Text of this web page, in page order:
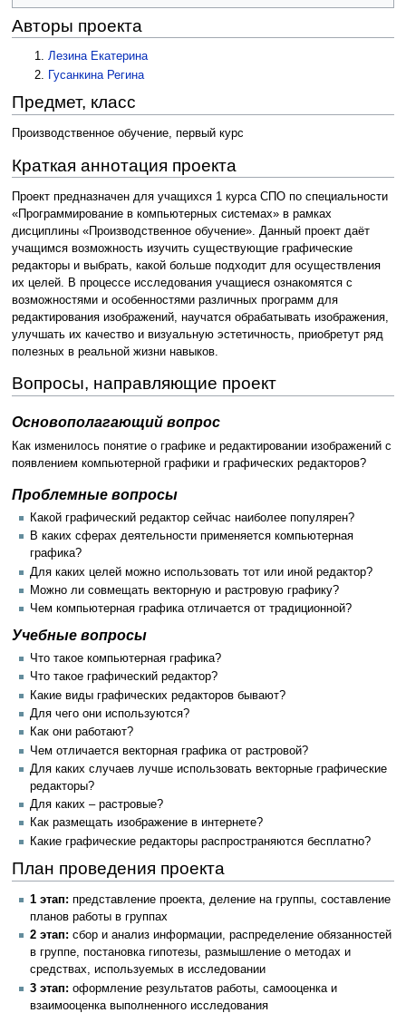
Авторы проекта
Лезина Екатерина
Гусанкина Регина
Предмет, класс
Производственное обучение, первый курс
Краткая аннотация проекта
Проект предназначен для учащихся 1 курса СПО по специальности
«Программирование в компьютерных системах» в рамках
дисциплины «Производственное обучение». Данный проект даёт
учащимся возможность изучить существующие графические
редакторы и выбрать, какой больше подходит для осуществления
их целей. В процессе исследования учащиеся ознакомятся с
возможностями и особенностями различных программ для
редактирования изображений, научатся обрабатывать изображения,
улучшать их качество и визуальную эстетичность, приобретут ряд
полезных в реальной жизни навыков.
Вопросы, направляющие проект
Основополагающий вопрос
Как изменилось понятие о графике и редактировании изображений с
появлением компьютерной графики и графических редакторов?
Проблемные вопросы
Какой графический редактор сейчас наиболее популярен?
В каких сферах деятельности применяется компьютерная
графика?
Для каких целей можно использовать тот или иной редактор?
Можно ли совмещать векторную и растровую графику?
Чем компьютерная графика отличается от традиционной?
Учебные вопросы
Что такое компьютерная графика?
Что такое графический редактор?
Какие виды графических редакторов бывают?
Для чего они используются?
Как они работают?
Чем отличается векторная графика от растровой?
Для каких случаев лучше использовать векторные графические
редакторы?
Для каких – растровые?
Как размещать изображение в интернете?
Какие графические редакторы распространяются бесплатно?
План проведения проекта
1 этап: представление проекта, деление на группы, составление
планов работы в группах
2 этап: сбор и анализ информации, распределение обязанностей
в группе, постановка гипотезы, размышление о методах и
средствах, используемых в исследовании
3 этап: оформление результатов работы, самооценка и
взаимооценка выполненного исследования